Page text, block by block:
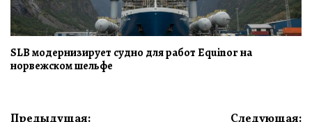
SLB модернизирует судно для работ Equinor на
норвежском шельфе
Предыдущая:
Следующая: